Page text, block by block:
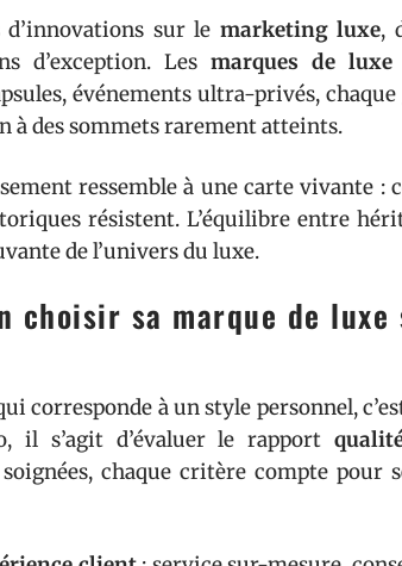
sur le marketing luxe,
d’exception. Les marques de
événements ultra-privés,
des sommets rarement atteints.
ressemble à une carte vivante
résistent. L’équilibre entre
de l’univers du luxe.
choisir sa marque de
corresponde à un style personnel,
il s’agit d’évaluer le rapport
chaque critère compte pour